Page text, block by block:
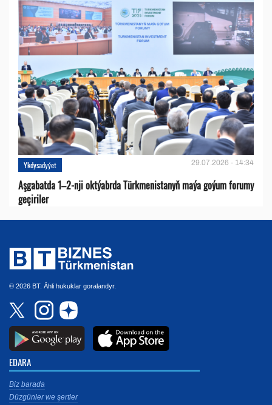
Ykdysadyýet 29.07.2026 - 14:34
Aşgabatda 1–2-nji oktýabrda Türkmenistanyň maýa goýum forumy
geçiriler
© 2026 BT. Ähli hukuklar goralandyr.
EDARA
Biz barada
Düzgünler we şertler